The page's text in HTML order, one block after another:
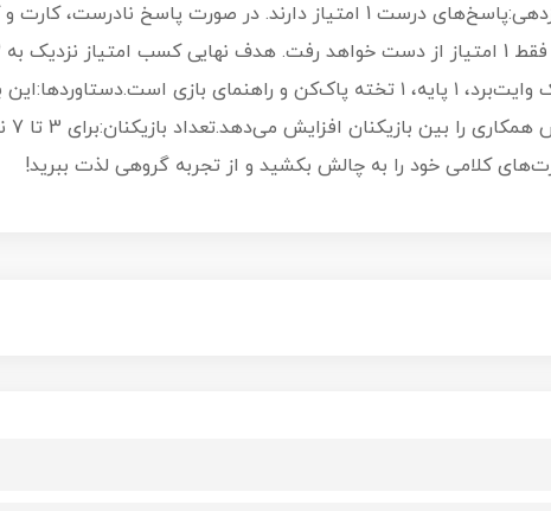
پس تلاش کنید سرنخ‌های منحصر به فرد ارائه دهید.امتیازدهی:پاسخ‌های درست 1 امتیاز
بازی:بازی شامل ۱۱۰ کارت لغت، ۷ صفحه وایت‌بردی، ۷ ماژیک وایت‌برد، ۱ پایه، ۱ تخته پاک‌کن و راهنمای
کلامی خود را به چالش بکشید و از تجربه گروهی لذت ببرید!